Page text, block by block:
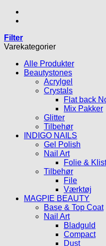
Filter
Varekategorier
Alle Produkter
Beautystones
Acrylgel
Crystals
Flat back
Mix Pakker
Glitter
Tilbehør
INDIGO NAILS
Gel Polish
Nail Art
Folie &
Tilbehør
File
Værktøj
MAGPIE BEAUTY
Base & Top Coat
Nail Art
Bladguld
Compact
Dust